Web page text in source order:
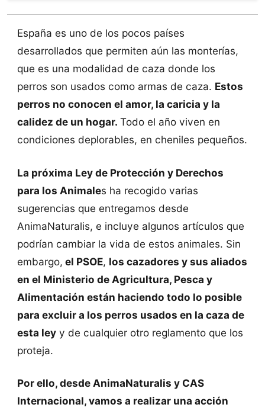
España es uno de los pocos países
desarrollados que permiten aún las monterías,
que es una modalidad de caza donde los
perros son usados como armas de caza. Estos
perros no conocen el amor, la caricia y la
calidez de un hogar. Todo el año viven en
condiciones deplorables, en cheniles pequeños.
La próxima Ley de Protección y Derechos
para los Animales ha recogido varias
sugerencias que entregamos desde
AnimaNaturalis, e incluye algunos artículos que
podrían cambiar la vida de estos animales. Sin
embargo, el PSOE, los cazadores y sus aliados
en el Ministerio de Agricultura, Pesca y
Alimentación están haciendo todo lo posible
para excluir a los perros usados en la caza de
esta leyy de cualquier otro reglamento que los
proteja.
Por ello, desde AnimaNaturalis y CAS
Internacional, vamos a realizar una acción